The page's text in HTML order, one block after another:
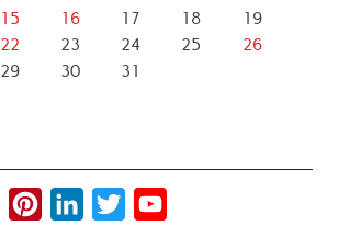
15 16 17 18
19
22 23 24 25
26
29 30
31